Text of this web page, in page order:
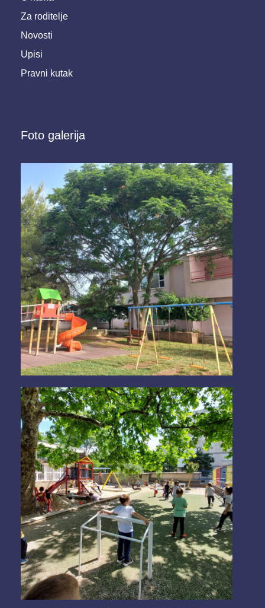
Za roditelje
Novosti
Upisi
Pravni kutak
Foto galerija